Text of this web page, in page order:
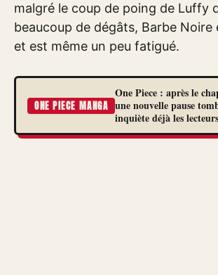
malgré le coup de poing de Luffy
beaucoup de dégâts, Barbe Noire
et est même un peu fatigué.
ONE PIECE MANGA
One Piece : après le
une nouvelle pause
inquiète déjà les lecteurs